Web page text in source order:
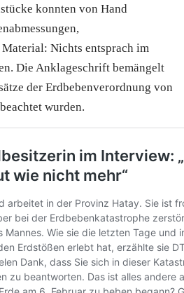
konnten von Hand
Nichts entsprach im
Die Anklageschrift bemängelt
der Erdbebenverordnung von
wurden.